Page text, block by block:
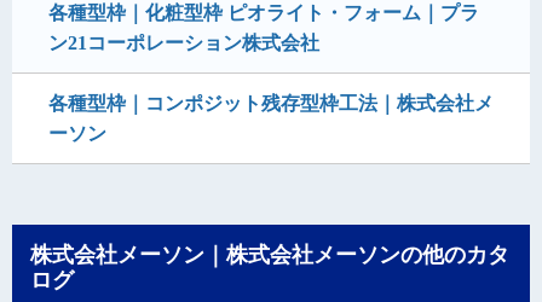
各種型枠｜化粧型枠 ピオライト・フォーム｜プラ
ン21コーポレーション株式会社
各種型枠｜コンポジット残存型枠工法｜株式会社メ
ーソン
株式会社メーソン｜株式会社メーソンの他のカタ
ログ